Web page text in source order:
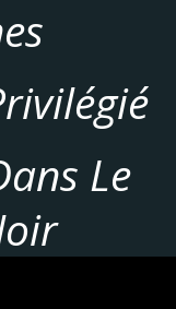
Le